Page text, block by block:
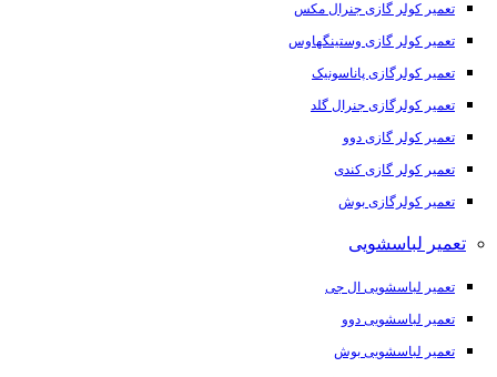
تعمیر کولر گازی جنرال مکس
تعمیر کولر گازی وستینگهاوس
تعمیر کولرگازی پاناسونیک
تعمیر کولرگازی جنرال گلد
تعمیر کولر گازی دوو
تعمیر کولر گازی کندی
تعمیر کولرگازی بوش
تعمیر لباسشویی
تعمیر لباسشویی ال جی
تعمیر لباسشویی دوو
تعمیر لباسشویی بوش